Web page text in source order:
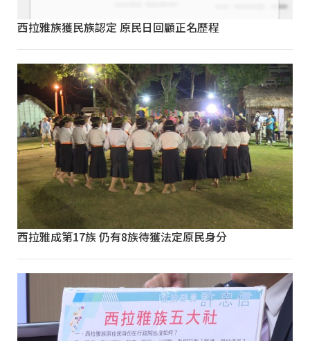
西拉雅族獲民族認定 原民日回顧正名歷程
西拉雅成第17族 仍有8族待獲法定原民身分